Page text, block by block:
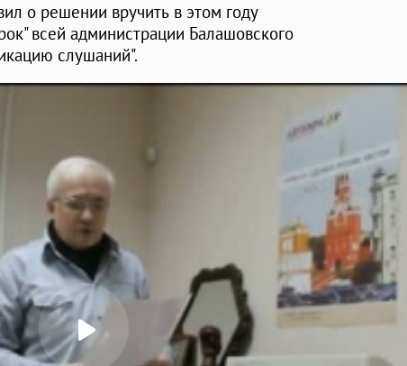
о решении вручить в этом году
всей администрации Балашовского
слушаний".